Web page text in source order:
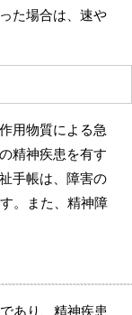
た場合は、速や
用物質による急
精神疾患を有す
手帳は、障害の
。また、精神障
あり、精神疾患